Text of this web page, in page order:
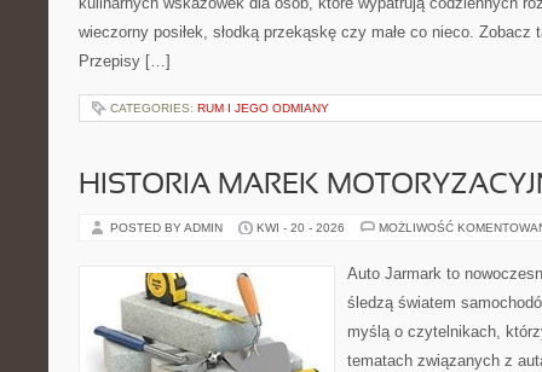
wieczorny posiłek, słodką przekąskę czy małe co nieco.
Przepisy […]
CATEGORIES: RUM I JEGO ODMIANY
HISTORIA MAREK
POSTED BY ADMIN KWI - 20 - 2026 MOŻLIWOŚĆ
Auto Jarmark to
śledzą światem
myślą o czytelnikach,
tematach związanych z